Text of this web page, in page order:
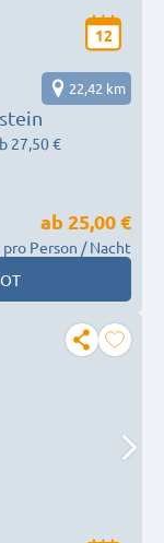
12
22,42 km
27,50 €
ab 25,00 €
pro Person / Nacht